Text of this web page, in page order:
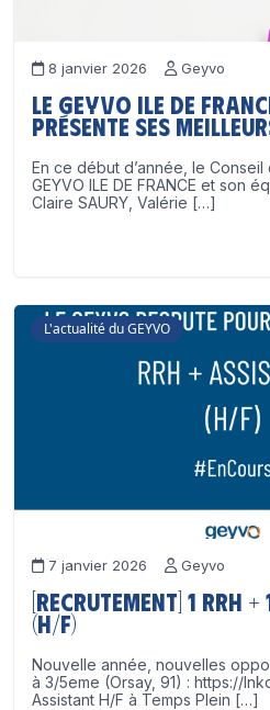
8 janvier 2026 Geyvo
Le GEYVO Ile de
présente ses
En ce début d’année, le Conseil
GEYVO ILE DE FRANCE et son
Claire SAURY, Valérie […]
L'actualité du GEYVO
7 janvier 2026 Geyvo
[Recrutement] 1 RRH
(H/F)
Nouvelle année, nouvelles
à 3/5eme (Orsay, 91) : https://
Assistant H/F à Temps Plein […]